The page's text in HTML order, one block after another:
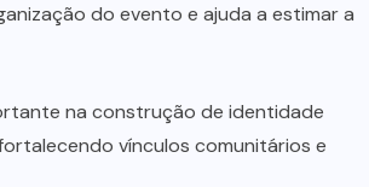
do evento e ajuda a estimar a
na construção de identidade
vínculos comunitários e